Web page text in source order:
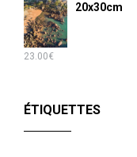
20x30cm
23.00€
ÉTIQUETTES